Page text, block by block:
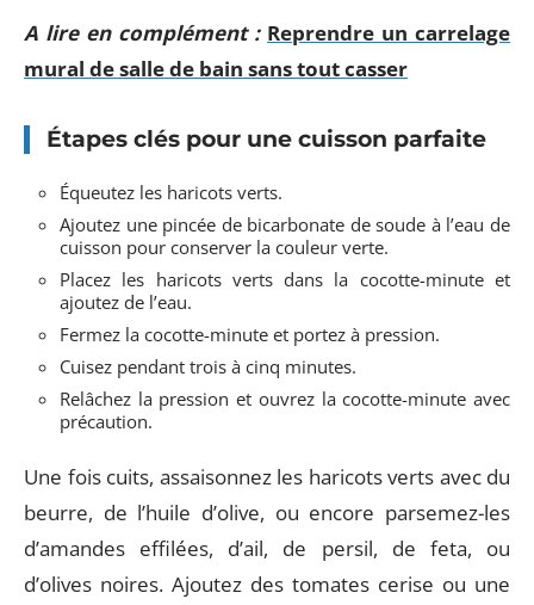
A lire en complément : Reprendre un carrelage
mural de salle de bain sans tout casser
Étapes clés pour une cuisson parfaite
Équeutez les haricots verts.
Ajoutez une pincée de bicarbonate de soude à l’eau de
cuisson pour conserver la couleur verte.
Placez les haricots verts dans la cocotte-minute et
ajoutez de l’eau.
Fermez la cocotte-minute et portez à pression.
Cuisez pendant trois à cinq minutes.
Relâchez la pression et ouvrez la cocotte-minute avec
précaution.
Une fois cuits, assaisonnez les haricots verts avec du
beurre, de l’huile d’olive, ou encore parsemez-les
d’amandes effilées, d’ail, de persil, de feta, ou
d’olives noires. Ajoutez des tomates cerise ou une